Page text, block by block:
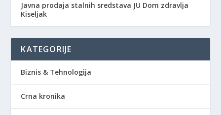
Javna prodaja stalnih sredstava JU Dom zdravlja
Kiseljak
KATEGORIJE
Biznis & Tehnologija
Crna kronika